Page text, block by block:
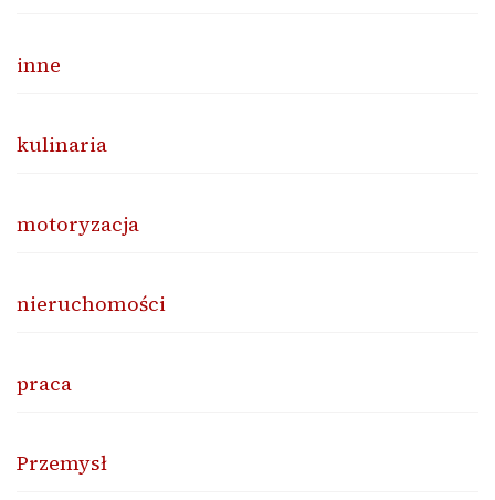
inne
kulinaria
motoryzacja
nieruchomości
praca
Przemysł